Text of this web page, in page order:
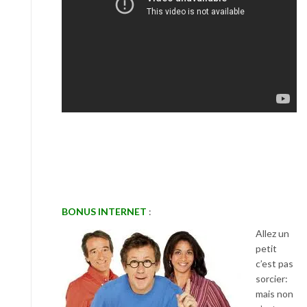
BONUS INTERNET :
Allez un
petit
c’est pas
sorcier:
mais non